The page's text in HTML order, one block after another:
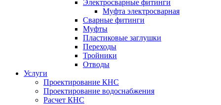
Электросварные фитинги
Муфта электросварная
Сварные фитинги
Муфты
Пластиковые заглушки
Переходы
Тройники
Отводы
Услуги
Проектирование КНС
Проектирование водоснабжения
Расчет КНС